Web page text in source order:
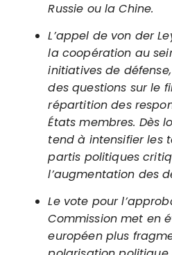
Russie ou la Chine.
L’appel de von der
la coopération au
initiatives de
des questions sur le
répartition des
États membres. Dès
tend à intensifier les
partis politiques
l’augmentation des
Le vote pour
Commission met en
européen plus